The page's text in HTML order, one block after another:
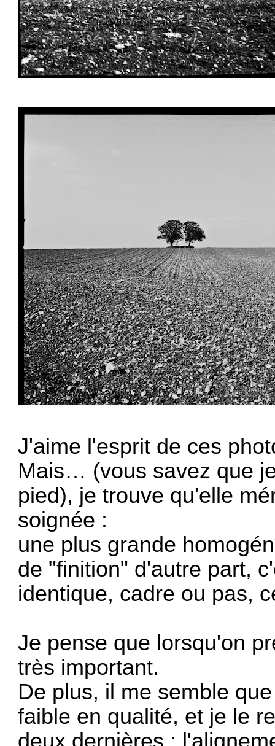
J'aime l'esprit de ces
Mais… (vous savez que
pied), je trouve qu'elle
soignée :
une plus grande
de "finition" d'autre part,
identique, cadre ou pas,
Je pense que lorsqu'on
très important.
De plus, il me semble
faible en qualité, et je le